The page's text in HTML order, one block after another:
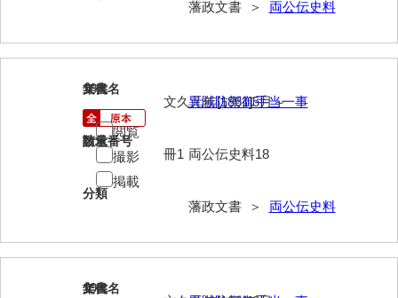
藩政文書 ＞ 両公伝史料
18
文書名
異賊防禦御手当一事
請求番号
両公伝史料18
分類
藩政文書 ＞ 両公伝史料
年代
文久元年[1861]5月～
数量
冊1
閲覧
撮影
掲載
19
文書名
年代